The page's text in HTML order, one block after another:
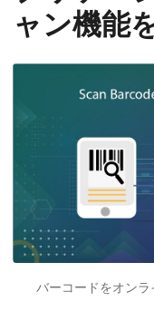
ャン機能
バーコードをオン